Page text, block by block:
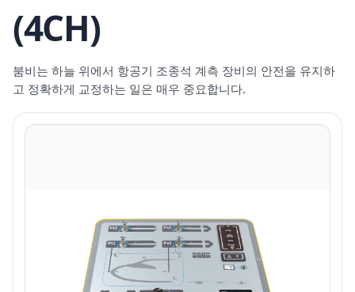
(4CH)
붐비는 하늘 위에서 항공기 조종석 계측 장비의 안전을 유지하
고 정확하게 교정하는 일은 매우 중요합니다.